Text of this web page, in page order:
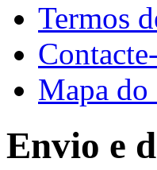
Termos
Mapa
Envio e